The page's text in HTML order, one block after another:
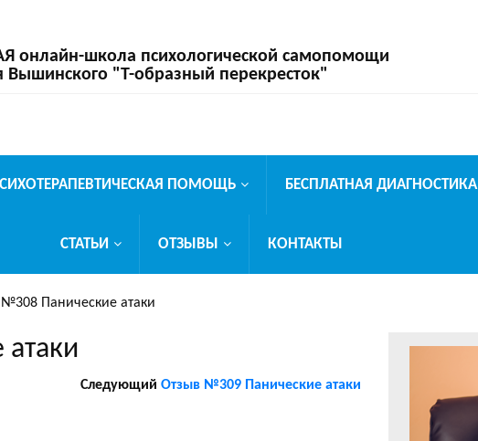
школа психологической самопомощи
Вышинского "Т-образный перекресток"
ПОМОЩЬ БЕСПЛАТНАЯ ДИАГНОСТИКА
СТАТЬИ ОТЗЫВЫ КОНТАКТЫ
Панические атаки
Следующий Отзыв №309 Панические атаки